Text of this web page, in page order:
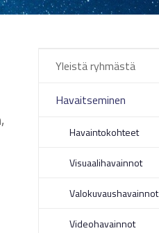
Yleistä ryhmästä
Havaitseminen
Havaintokohteet
Visuaalihavainnot
Valokuvaushavainnot
Videohavainnot